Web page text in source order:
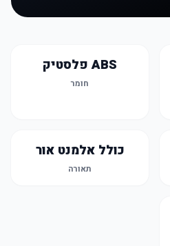
ABS פלסטיק
חומר
כולל אלמנט אור
תאורה